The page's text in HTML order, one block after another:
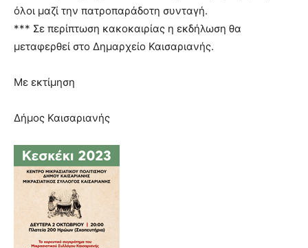
όλοι μαζί την πατροπαράδοτη συνταγή.
*** Σε περίπτωση κακοκαιρίας η εκδήλωση θα
μεταφερθεί στο Δημαρχείο Καισαριανής.
Mε εκτίμηση
Δήμος Καισαριανής